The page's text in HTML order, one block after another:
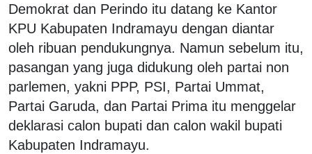
Demokrat dan Perindo itu datang ke Kantor
KPU Kabupaten Indramayu dengan diantar
oleh ribuan pendukungnya. Namun sebelum itu,
pasangan yang juga didukung oleh partai non
parlemen, yakni PPP, PSI, Partai Ummat,
Partai Garuda, dan Partai Prima itu menggelar
deklarasi calon bupati dan calon wakil bupati
Kabupaten Indramayu.